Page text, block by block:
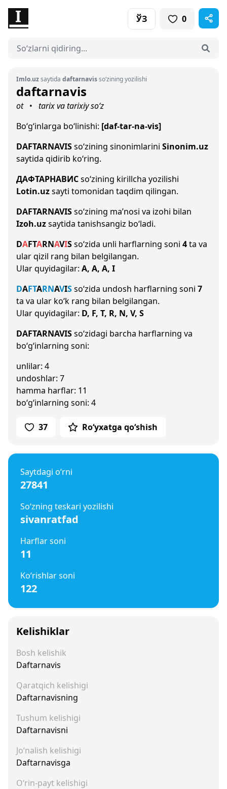
ЎЗ 0
Imlo.uzsaytida daftarnavisso‘zining yozilishi
daftarnavis
ot •
tarix va tarixiy so‘z
Bo‘g‘inlarga bo‘linishi: [daf-tar-na-vis]
DAFTARNAVISso‘zining sinonimlarini Sinonim.uz
saytida qidirib ko‘ring.
ДАФТАРНАВИСso‘zining kirillcha yozilishi
Lotin.uzsayti tomonidan taqdim qilingan.
DAFTARNAVISso‘zining ma’nosi va izohi bilan
Izoh.uzsaytida tanishsangiz bo‘ladi.
DAFTARNAVISso‘zida unli harflarning soni 4ta va
ular qizil rang bilan belgilangan.
Ular quyidagilar: A, A, A, I
DAFTARNAVISso‘zida undosh harflarning soni 7
ta va ular ko‘k rang bilan belgilangan.
Ular quyidagilar: D, F, T, R, N, V, S
DAFTARNAVISso‘zidagi barcha harflarning va
bo‘g‘inlarning soni:
unlilar: 4
undoshlar: 7
hamma harflar: 11
bo‘g‘inlarning soni: 4
37 Ro‘yxatga qo‘shish
Saytdagi o‘rni
27841
So‘zning teskari yozilishi
sivanratfad
Harflar soni
11
Ko‘rishlar soni
122
Kelishiklar
Bosh kelishik
Daftarnavis
Qaratqich kelishigi
Daftarnavisning
Tushum kelishigi
Daftarnavisni
Jo‘nalish kelishigi
Daftarnavisga
O‘rin-payt kelishigi